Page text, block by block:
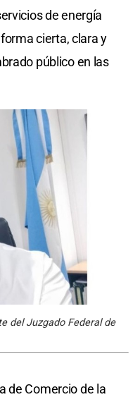
de energía
cierta, clara y
público en las
del Juzgado Federal de
de Comercio de la